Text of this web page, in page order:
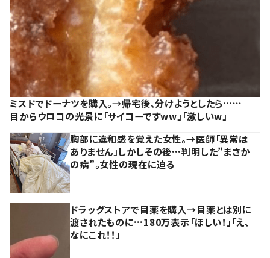
ミスドでドーナツを購入。→帰宅後、分けようとしたら……
目からウロコの光景に「サイコーですww」「激しいw」
胸部に違和感を覚えた女性。→医師「異常は
ありません」しかしその後…判明した”まさか
の病”。女性の現在に迫る
ドラッグストアで目薬を購入→目薬とは別に
渡されたものに…180万表示「ほしい！」「え、
なにこれ！！」